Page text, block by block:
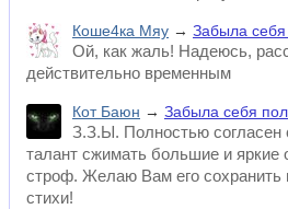
Коше4ка Мяу → Забыла
Ой, как жаль! Надеюсь,
действительно временным
Кот Баюн → Забыла себя
З.З.Ы. Полностью согласен
талант сжимать большие и яркие
строф. Желаю Вам его сохранить
стихи!